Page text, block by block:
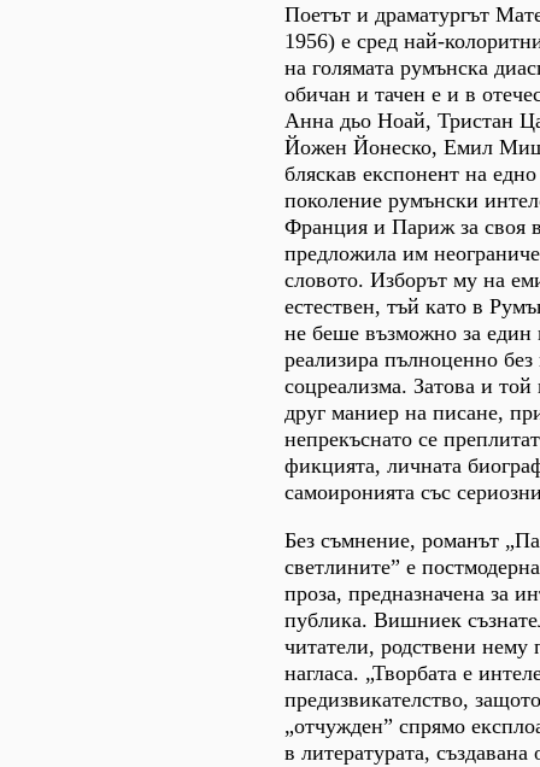
Поетът и драматургът
1956) е сред най-
на голямата румънска
обичан и тачен е и в
Анна дьо Ноай, Тристан
Йожен Йонеско, Емил
бляскав експонент на
поколение румънски
Франция и Париж за своя
предложила им
словото. Изборът му на
естествен, тъй като в
не беше възможно за един
реализира пълноценно без
соцреализма. Затова и
друг маниер на писане,
непрекъснато се
фикцията, личната
самоиронията със
Без съмнение, романът
светлините” е
проза, предназначена за
публика. Вишниек
читатели, родствени
нагласа. „Творбата е
предизвикателство,
„отчужден” спрямо
в литературата, създавана